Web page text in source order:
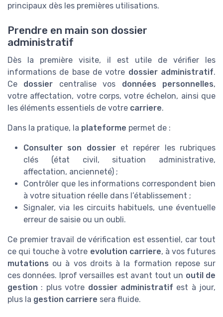
principaux dès les premières utilisations.
Prendre en main son dossier
administratif
Dès la première visite, il est utile de vérifier les
informations de base de votre dossier administratif.
Ce dossier centralise vos données personnelles,
votre affectation, votre corps, votre échelon, ainsi que
les éléments essentiels de votre carriere.
Dans la pratique, la plateforme permet de :
Consulter son dossieret repérer les rubriques
clés (état civil, situation administrative,
affectation, ancienneté) ;
Contrôler que les informations correspondent bien
à votre situation réelle dans l’établissement ;
Signaler, via les circuits habituels, une éventuelle
erreur de saisie ou un oubli.
Ce premier travail de vérification est essentiel, car tout
ce qui touche à votre evolution carriere, à vos futures
mutations ou à vos droits à la formation repose sur
ces données. Iprof versailles est avant tout un outil de
gestion : plus votre dossier administratif est à jour,
plus la gestion carriere sera fluide.